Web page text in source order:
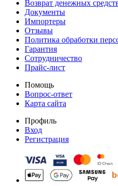
Возврат денежных
Документы
Импортеры
Отзывы
Политика обработки
Гарантия
Сотрудничество
Прайс-лист
Помощь
Вопрос-ответ
Карта сайта
Профиль
Вход
Регистрация